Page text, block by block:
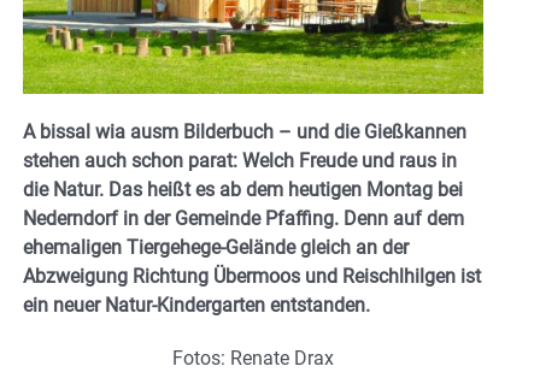
A bissal wia ausm Bilderbuch – und die Gießkannen
stehen auch schon parat: Welch Freude und raus in
die Natur. Das heißt es ab dem heutigen Montag bei
Nederndorf in der Gemeinde Pfaffing. Denn auf dem
ehemaligen Tiergehege-Gelände gleich an der
Abzweigung Richtung Übermoos und Reischlhilgen ist
ein neuer Natur-Kindergarten entstanden.
Fotos: Renate Drax